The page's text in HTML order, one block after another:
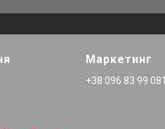
Маркетинг
+38 096 83 99 081